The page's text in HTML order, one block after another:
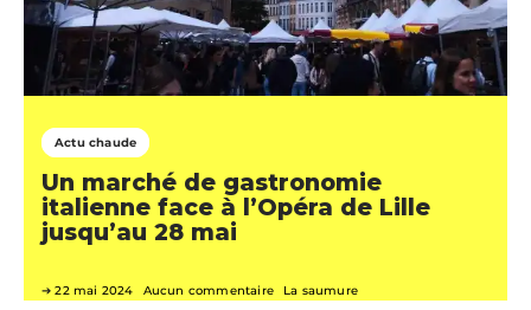
Actu chaude
Un marché de gastronomie
italienne face à l’Opéra de Lille
jusqu’au 28 mai
22 mai 2024 Aucun commentaire La saumure